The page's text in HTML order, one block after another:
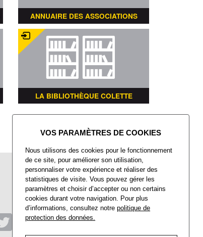
ANNUAIRE DES ASSOCIATIONS
LA BIBLIOTHÈQUE COLETTE
Mairie de Villers-Saint-Paul
Place François Mitterrand
Villers-Saint-Paul
60872 Rieux CEDEX
Tél : 03 44 74 48 40
Fax : 03 44 74 48 41
Nous utilisons des cookies pour le fonctionnement
de ce site, pour améliorer son utilisation,
personnaliser votre expérience et réaliser des
statistiques de visite. Vous pouvez gérer les
paramètres et choisir d’accepter ou non certains
cookies durant votre navigation. Pour plus
d’informations, consultez notrepolitique de
protection des données.